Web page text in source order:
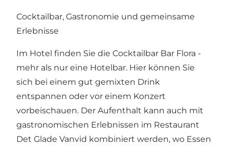
Cocktailbar, Gastronomie und gemeinsame
Erlebnisse
Im Hotel finden Sie die Cocktailbar Bar Flora -
mehr als nur eine Hotelbar. Hier können Sie
sich bei einem gut gemixten Drink
entspannen oder vor einem Konzert
vorbeischauen. Der Aufenthalt kann auch mit
gastronomischen Erlebnissen im Restaurant
Det Glade Vanvid kombiniert werden, wo Essen